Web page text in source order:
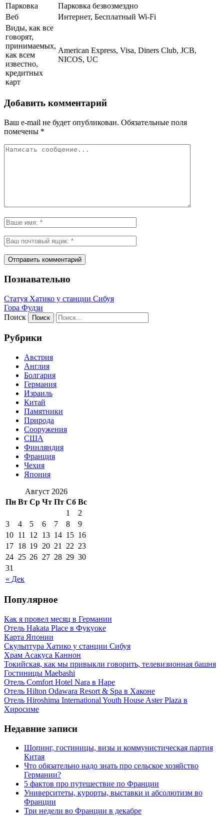
Парковка
Парковка безвозмездно
Веб
Интернет, Бесплатный Wi-Fi
Виды, как все
говорят,
принимаемых,
как всем
известно,
кредитных
карт
American Express, Visa, Diners Club, JCB,
NICOS, UC
Добавить комментарий
Ваш e-mail не будет опубликован. Обязательные поля
помечены *
Познавательно
Статуя Хатико у станции Сибуя
Гора Фудзи
Поиск
Рубрики
Австрия
Англия
Болгария
Германия
Израиль
Китай
Памятники
Природа
Сооружения
США
Финляндия
Франция
Чехия
Япония
Август 2026
Пн Вт Ср Чт Пт Сб Вс
« Дек
1
2
3
4 5 6 7 8
9
10 11 12 13 14 15 16
17 18 19 20 21 22 23
24 25 26 27 28 29 30
31
Популярное
Как я провел месяц в Германии
Отель Hakata Place в Фукуоке
Карта Японии
Скульптура Хатико у станции Сибуя
Храм Асакуса Каннон
Токийская, как мы привыкли говорить, телевизионная башня
Гостиницы Maebashi
Отель Comfort Hotel Nara в Наре
Отель Hilton Odawara Resort & Spa в Хаконе
Отель Hiroshima International Youth House Aster Plaza в
Хиросиме
Недавние записи
Шопинг, гостиницы, визы и коммунистическая партия
Китая
Что обязательно надо знать про сельское хозяйство
Германии?
5 фактов про путешествие по Франции
Университеты, курорты, выставки и абсолютизм во
Франции
Три недели во Франции в декабре